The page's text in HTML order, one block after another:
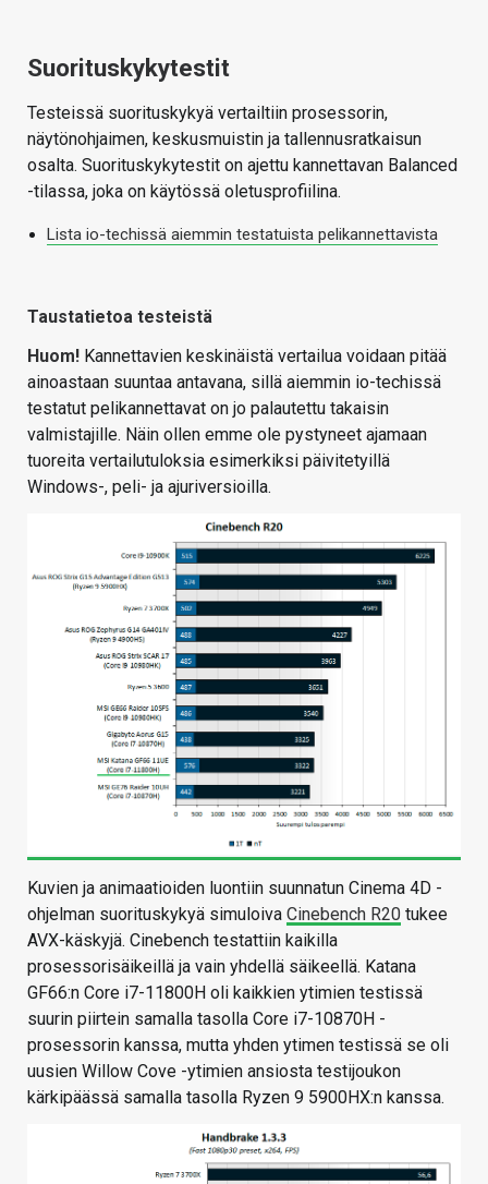
Suorituskykytestit
Testeissä suorituskykyä vertailtiin prosessorin,
näytönohjaimen, keskusmuistin ja tallennusratkaisun
osalta. Suorituskykytestit on ajettu kannettavan Balanced
-tilassa, joka on käytössä oletusprofiilina.
Lista io-techissä aiemmin testatuista pelikannettavista
Taustatietoa testeistä
Huom! Kannettavien keskinäistä vertailua voidaan pitää
ainoastaan suuntaa antavana, sillä aiemmin io-techissä
testatut pelikannettavat on jo palautettu takaisin
valmistajille. Näin ollen emme ole pystyneet ajamaan
tuoreita vertailutuloksia esimerkiksi päivitetyillä
Windows-, peli- ja ajuriversioilla.
Kuvien ja animaatioiden luontiin suunnatun Cinema 4D -
ohjelman suorituskykyä simuloiva Cinebench R20 tukee
AVX-käskyjä. Cinebench testattiin kaikilla
prosessorisäikeillä ja vain yhdellä säikeellä. Katana
GF66:n Core i7-11800H oli kaikkien ytimien testissä
suurin piirtein samalla tasolla Core i7-10870H -
prosessorin kanssa, mutta yhden ytimen testissä se oli
uusien Willow Cove -ytimien ansiosta testijoukon
kärkipäässä samalla tasolla Ryzen 9 5900HX:n kanssa.